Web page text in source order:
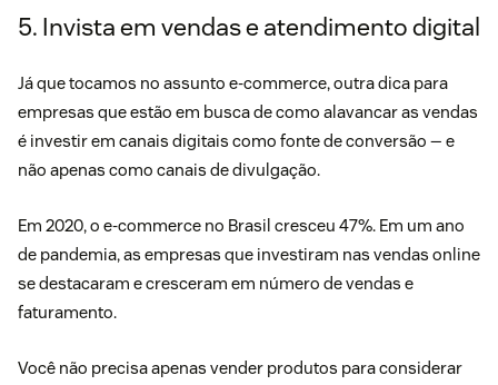
5. Invista em vendas e atendimento digital
Já que tocamos no assunto e-commerce, outra dica para
empresas que estão em busca de como alavancar as vendas
é investir em canais digitais como fonte de conversão — e
não apenas como canais de divulgação.
Em 2020,o e-commerce no Brasil cresceu 47%. Em um ano
de pandemia, as empresas que investiram nas vendas online
se destacaram e cresceram em número de vendas e
faturamento.
Você não precisa apenas vender produtos para considerar